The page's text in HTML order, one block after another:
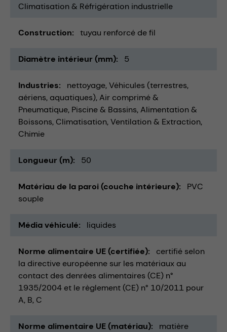
Climatisation & Réfrigération industrielle
Construction tuyau renforcé de fil
Diamètre intérieur (mm) 5
Industries nettoyage Véhicules (terrestres,
aériens, aquatiques) Air comprimé &
Pneumatique Piscine & Bassins Alimentation &
Boissons Climatisation, Ventilation & Extraction
Chimie
Longueur (m) 50
Matériau de la paroi (couche intérieure)
PVC
souple
Média véhiculé liquides
Norme alimentaire UE (certifiée)
certifié selon
la directive européenne sur les matériaux au
contact des denrées alimentaires (CE) n°
1935/2004 et le règlement (CE) n° 10/2011 pour
A, B, C
Norme alimentaire UE (matériau)
matière